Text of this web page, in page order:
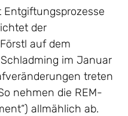
der
auf dem
im Januar
treten
nehmen die REM-
allmählich ab.